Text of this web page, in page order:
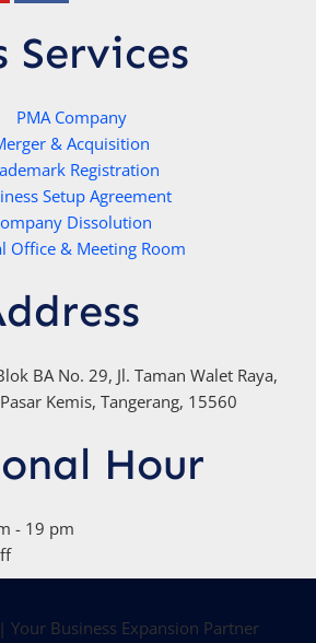
c
e
b
o
k
-
f
Services
PMA Company
& Acquisition
Registration
Setup Agreement
Dissolution
Office & Meeting Room
BA No. 29, Jl. Taman Walet Raya,
Kemis, Tangerang, 15560
Hour
- 19 pm
Business Expansion Partner